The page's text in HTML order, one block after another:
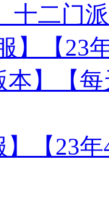
十二门
】【23